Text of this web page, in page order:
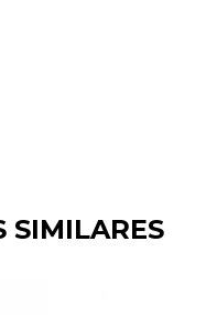
SIMILARES